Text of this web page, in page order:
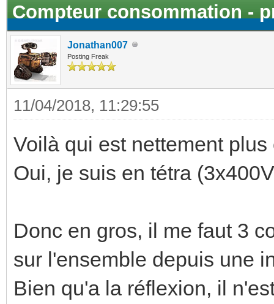
Compteur consommation -
Jonathan007
Posting Freak
11/04/2018, 11:29:55
Voilà qui est nettement plus
Oui, je suis en tétra
Donc en gros, il me faut 3
sur l'ensemble depuis une
Bien qu'a la réflexion, il